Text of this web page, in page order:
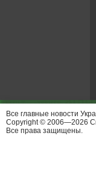
Все главные новости
Copyright © 2006—2026
Все права защищены.